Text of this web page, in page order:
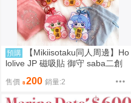
預購
【Mikiisotaku同人周邊】Ho
lolive JP 磁吸貼 御守 saba二創
售價 200 銷量:2